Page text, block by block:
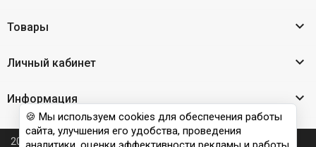
Товары 
Личный кабинет 
Информация 
2026 © Nail Club professional - официальный сайт
🍪 Мы используем cookies для обеспечения работы
сайта, улучшения его удобства, проведения